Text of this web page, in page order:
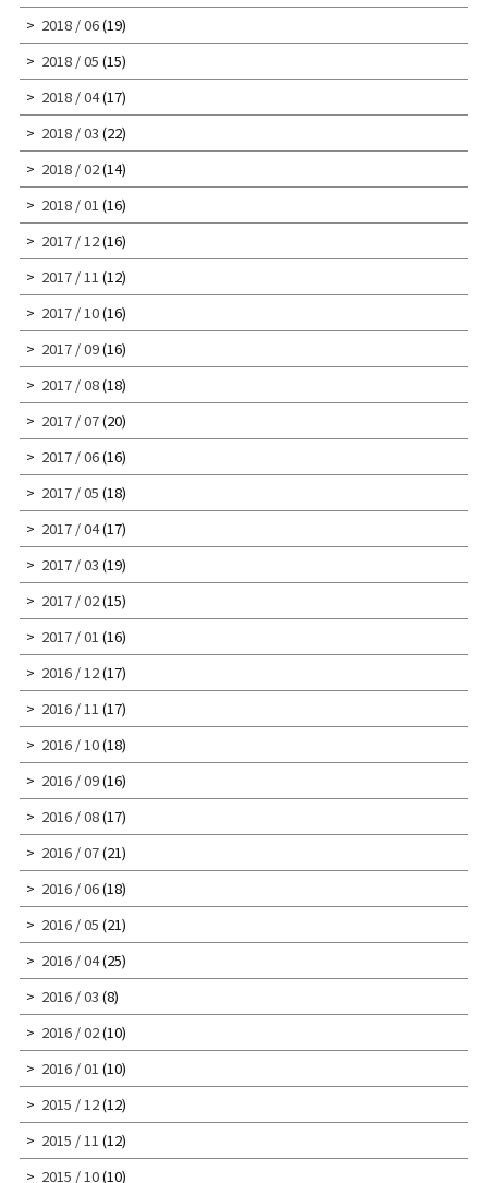
2018 / 06(19)
2018 / 05 (15)
2018 / 04(17)
2018 / 03 (22)
2018 / 02(14)
2018 / 01 (16)
2017 / 12(16)
2017 / 11 (12)
2017 / 10(16)
2017 / 09(16)
2017 / 08(18)
2017 / 07(20)
2017 / 06(16)
2017 / 05 (18)
2017 / 04(17)
2017 / 03 (19)
2017 / 02(15)
2017 / 01 (16)
2016 / 12(17)
2016 / 11 (17)
2016 / 10(18)
2016 / 09(16)
2016 / 08(17)
2016 / 07(21)
2016 / 06(18)
2016 / 05 (21)
2016 / 04(25)
2016 / 03 (8)
2016 / 02(10)
2016 / 01 (10)
2015 / 12(12)
2015 / 11 (12)
2015 / 10(10)